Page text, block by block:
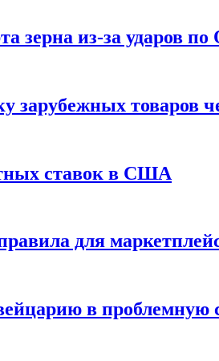
зерна из-за ударов по
зарубежных товаров
ставок в США
для
в проблемную